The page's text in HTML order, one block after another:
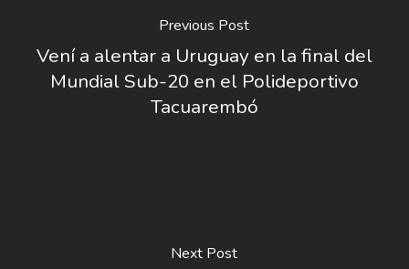
Previous Post
Vení a alentar a Uruguay en la final del
Mundial Sub-20 en el Polideportivo
Tacuarembó
Next Post